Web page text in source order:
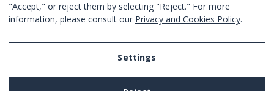
I Agree with the terms and conditions
"Accept," or reject them by selecting "Reject." For more
information, please consult our Privacy and Cookies Policy.
Settings
Legal Notice